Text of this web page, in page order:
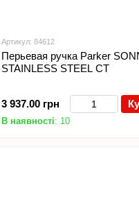
Артикул: 84612
Перьевая ручка Parker
STAINLESS STEEL CT
3 937.00 грн
В наявності: 10